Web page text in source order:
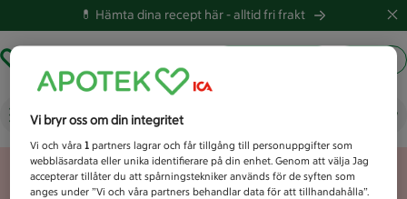
💊 Hämta dina recept här -alltid fri frakt
Vad letar du efter idag?
Unknown error
Vi bryr oss om din integritet
Vi och våra1 partners lagrar och får tillgång till personuppgifter som
webbläsardata eller unika identifierare på din enhet. Genom att välja Jag
accepterar tillåter du att spårningstekniker används för de syften som
anges under ”Vi och våra partners behandlar data för att tillhandahålla”.